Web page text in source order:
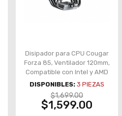
Disipador para CPU Cougar
Forza 85, Ventilador 120mm,
Compatible con Intel y AMD
- 3MFZA85.0001
DISPONIBLES: 3 PIEZAS
$1,699.00
$1,599.00